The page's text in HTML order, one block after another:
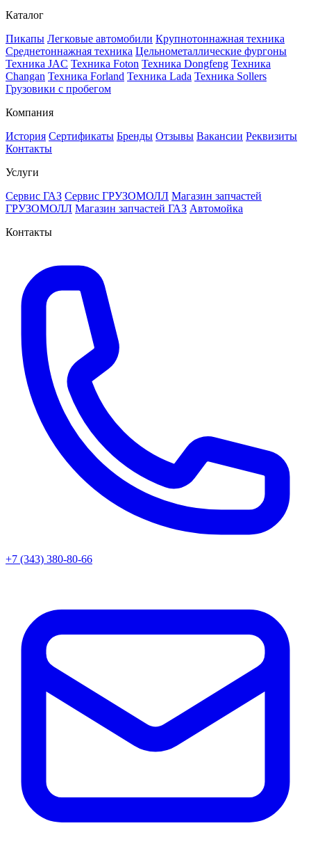
Каталог
Пикапы Легковые автомобили Крупнотоннажная техника
Среднетоннажная техника Цельнометаллические фургоны
Техника JAC Техника Foton Техника Dongfeng Техника
Changan Техника Forland Техника Lada Техника Sollers
Грузовики с пробегом
Компания
История Сертификаты Бренды Отзывы Вакансии Реквизиты
Контакты
Услуги
Сервис ГАЗ Сервис ГРУЗОМОЛЛ Магазин запчастей
ГРУЗОМОЛЛ Магазин запчастей ГАЗ Автомойка
Контакты
+7 (343) 380-80-66